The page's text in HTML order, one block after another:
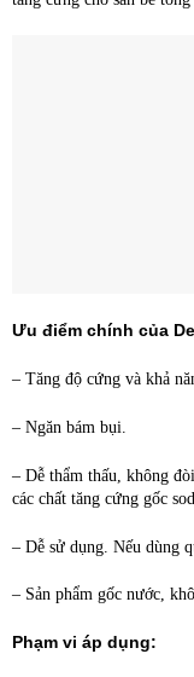
Ưu điểm chính của
– Tăng độ cứng và khả
– Ngăn bám bụi.
– Dễ thẩm thấu, không
các chất tăng cứng gốc
– Dễ sử dụng. Nếu dùng
– Sản phẩm gốc nước,
Phạm vi áp dụng: